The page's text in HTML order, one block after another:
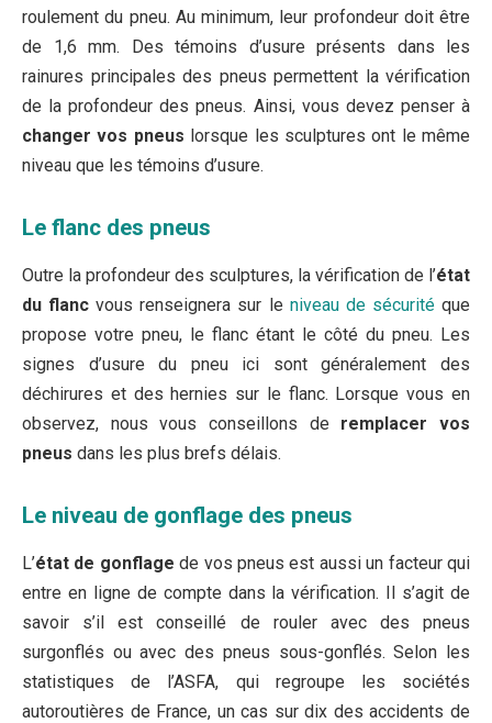
roulement du pneu. Au minimum, leur profondeur doit être
de 1,6 mm. Des témoins d’usure présents dans les
rainures principales des pneus permettent la vérification
de la profondeur des pneus. Ainsi, vous devez penser à
changer vos pneus lorsque les sculptures ont le même
niveau que les témoins d’usure.
Le flanc des pneus
Outre la profondeur des sculptures, la vérification de l’état
du flanc vous renseignera sur le niveau de sécuritéque
propose votre pneu, le flanc étant le côté du pneu. Les
signes d’usure du pneu ici sont généralement des
déchirures et des hernies sur le flanc. Lorsque vous en
observez, nous vous conseillons de remplacer vos
pneus dans les plus brefs délais.
Le niveau de gonflage des pneus
L’état de gonflage de vos pneus est aussi un facteur qui
entre en ligne de compte dans la vérification. Il s’agit de
savoir s’il est conseillé de rouler avec des pneus
surgonflés ou avec des pneus sous-gonflés. Selon les
statistiques de l’ASFA, qui regroupe les sociétés
autoroutières de France, un cas sur dix des accidents de